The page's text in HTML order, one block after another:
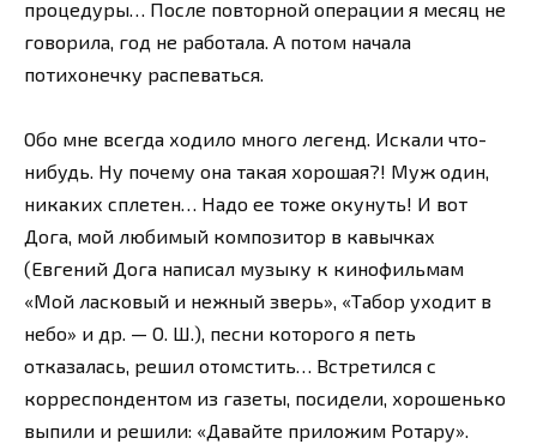
процедуры… После повторной операции я месяц не
говорила, год не работала. А потом начала
потихонечку распеваться.
Обо мне всегда ходило много легенд. Искали что-
нибудь. Ну почему она такая хорошая?! Муж один,
никаких сплетен… Надо ее тоже окунуть! И вот
Дога, мой любимый композитор в кавычках
(Евгений Дога написал музыку к кинофильмам
«Мой ласковый и нежный зверь», «Табор уходит в
небо» и др. — О. Ш.), песни которого я петь
отказалась, решил отомстить… Встретился с
корреспондентом из газеты, посидели, хорошенько
выпили и решили: «Давайте приложим Ротару».